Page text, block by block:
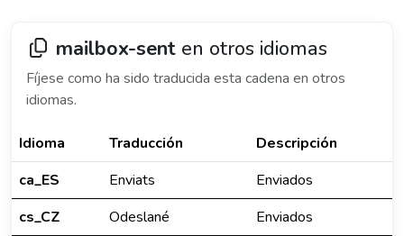
mailbox-sent en otros idiomas
Fíjese como ha sido traducida esta cadena en otros
idiomas.
Idioma Traducción
Descripción
ca_ES
Enviats
Enviados
cs_CZ
Odeslané
Enviados